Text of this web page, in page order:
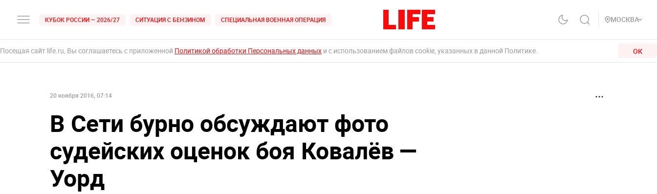
КУБОК РОССИИ — 2026/27 СИТУАЦИЯ С БЕНЗИНОМ СПЕЦИАЛЬНАЯ ВОЕННАЯ ОПЕРАЦИЯ МОСКВА
Посещая сайт life.ru, Вы соглашаетесь с приложенной Политикой обработки Персональных данных и с использованием файлов cookie, указанных в данной Политике. ОК
20 ноября 2016, 07:14
В Сети бурно обсуждают фото
судейских оценок боя Ковалёв —
Уорд